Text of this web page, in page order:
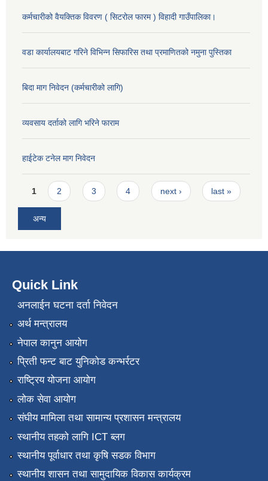
कर्मचारीको वैयक्तिक विवरण ( सिटरोल फारम ) विहादी गाउँपालिका।
वडा कार्यालयबाट गरिने विभिन्न सिफारिस तथा प्रमाणितको नमुना पुस्तिका
बिदा माग निवेदन (कर्मचारीको लागि)
व्यवसाय दर्ताको लागि भरिने फाराम
हाईटेक टनेल माग निवेदन
Pages
1 2 3 4 next › last »
अन्य
Quick Link
अनलाईन घटना दर्ता निवेदन
अर्थ मन्त्रालय
नेपाल कानुन आयोग
प्रिती फन्ट बाट युनिकोड कन्भर्रटर
राष्ट्रिय योजना आयोग
लोक सेवा आयोग
संघीय मामिला तथा सामान्य प्रशासन मन्त्रालय
स्थानीय तहको लागि ICT ब्लग
स्थानीय पूर्वाधार तथा कृषि सडक विभाग
स्थानीय शासन तथा सामुदायिक विकास कार्यक्रम